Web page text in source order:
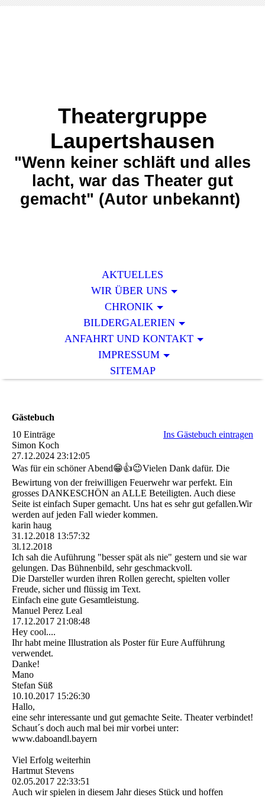
Theatergruppe
Laupertshausen
"Wenn keiner schläft und alles
lacht, war das Theater gut
gemacht" (Autor unbekannt)
AKTUELLES
WIR ÜBER UNS
CHRONIK
BILDERGALERIEN
ANFAHRT UND KONTAKT
IMPRESSUM
SITEMAP
Gästebuch
10 Einträge
Ins Gästebuch eintragen
Simon Koch
27.12.2024 23:12:05
Was für ein schöner Abend😁👍😉Vielen Dank dafür. Die
Bewirtung von der freiwilligen Feuerwehr war perfekt. Ein
grosses DANKESCHÖN an ALLE Beteiligten. Auch diese
Seite ist einfach Super gemacht. Uns hat es sehr gut gefallen.Wir
werden auf jeden Fall wieder kommen.
karin haug
31.12.2018 13:57:32
3l.12.2018
Ich sah die Auführung "besser spät als nie" gestern und sie war
gelungen. Das Bühnenbild, sehr geschmackvoll.
Die Darsteller wurden ihren Rollen gerecht, spielten voller
Freude, sicher und flüssig im Text.
Einfach eine gute Gesamtleistung.
Manuel Perez Leal
17.12.2017 21:08:48
Hey cool....
Ihr habt meine Illustration als Poster für Eure Aufführung
verwendet.
Danke!
Mano
Stefan Süß
10.10.2017 15:26:30
Hallo,
eine sehr interessante und gut gemachte Seite. Theater verbindet!
Schaut´s doch auch mal bei mir vorbei unter:
www.daboandl.bayern
Viel Erfolg weiterhin
Hartmut Stevens
02.05.2017 22:33:51
Auch wir spielen in diesem Jahr dieses Stück und hoffen